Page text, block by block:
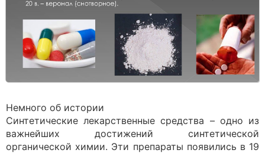
Немного об истории
Синтетические лекарственные средства – одно из
важнейших достижений синтетической
органической химии. Эти препараты появились в 19